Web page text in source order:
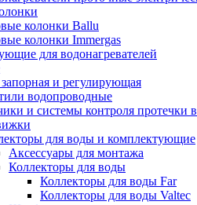
колонки Ballu
колонки Immergas
для водонагревателей
и регулирующая
водопроводные
и системы контроля протечки
для воды и комплектующие
Аксессуары для монтажа
Коллекторы для воды
Коллекторы для воды Far
Коллекторы для воды Valtec